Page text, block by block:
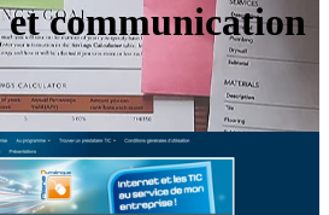
et com­munica­tion